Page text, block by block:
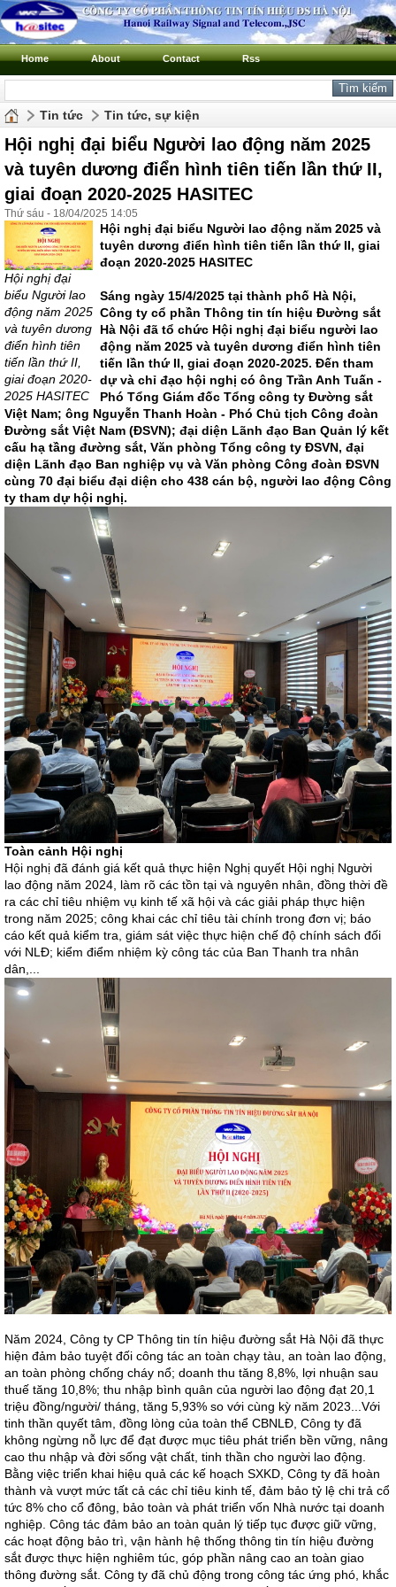
Home About Contact Rss
Tin tức Tin tức, sự kiện
Hội nghị đại biểu Người lao động năm 2025
và tuyên dương điển hình tiên tiến lần thứ II,
giai đoạn 2020-2025 HASITEC
Thứ sáu - 18/04/2025 14:05
Hội nghị đại
biểu Người lao
động năm 2025
và tuyên dương
điển hình tiên
tiến lần thứ II,
giai đoạn 2020-
2025 HASITEC
Hội nghị đại biểu Người lao động năm 2025 và
tuyên dương điển hình tiên tiến lần thứ II, giai
đoạn 2020-2025 HASITEC
Sáng ngày 15/4/2025 tại thành phố Hà Nội,
Công ty cổ phần Thông tin tín hiệu Đường sắt
Hà Nội đã tổ chức Hội nghị đại biểu người lao
động năm 2025 và tuyên dương điển hình tiên
tiến lần thứ II, giai đoạn 2020-2025. Đến tham
dự và chỉ đạo hội nghị có ông Trần Anh Tuấn -
Phó Tổng Giám đốc Tổng công ty Đường sắt
Việt Nam; ông Nguyễn Thanh Hoàn - Phó Chủ tịch Công đoàn
Đường sắt Việt Nam (ĐSVN); đại diện Lãnh đạo Ban Quản lý kết
cấu hạ tầng đường sắt, Văn phòng Tổng công ty ĐSVN, đại
diện Lãnh đạo Ban nghiệp vụ và Văn phòng Công đoàn ĐSVN
cùng 70 đại biểu đại diện cho 438 cán bộ, người lao động Công
ty tham dự hội nghị.
Toàn cảnh Hội nghị
Hội nghị đã đánh giá kết quả thực hiện Nghị quyết Hội nghị Người
lao động năm 2024, làm rõ các tồn tại và nguyên nhân, đồng thời đề
ra các chỉ tiêu nhiệm vụ kinh tế xã hội và các giải pháp thực hiện
trong năm 2025; công khai các chỉ tiêu tài chính trong đơn vị; báo
cáo kết quả kiểm tra, giám sát việc thực hiện chế độ chính sách đối
với NLĐ; kiểm điểm nhiệm kỳ công tác của Ban Thanh tra nhân
dân,...
Năm 2024, Công ty CP Thông tin tín hiệu đường sắt Hà Nội đã thực
hiện đảm bảo tuyệt đối công tác an toàn chạy tàu, an toàn lao động,
an toàn phòng chống cháy nổ; doanh thu tăng 8,8%, lợi nhuận sau
thuế tăng 10,8%; thu nhập bình quân của người lao động đạt 20,1
triệu đồng/người/ tháng, tăng 5,93% so với cùng kỳ năm 2023...Với
tinh thần quyết tâm, đồng lòng của toàn thể CBNLĐ, Công ty đã
không ngừng nỗ lực để đạt được mục tiêu phát triển bền vững, nâng
cao thu nhập và đời sống vật chất, tinh thần cho người lao động.
Bằng việc triển khai hiệu quả các kế hoạch SXKD, Công ty đã hoàn
thành và vượt mức tất cả các chỉ tiêu kinh tế, đảm bảo tỷ lệ chi trả cổ
tức 8% cho cổ đông, bảo toàn và phát triển vốn Nhà nước tại doanh
nghiệp. Công tác đảm bảo an toàn quản lý tiếp tục được giữ vững,
các hoạt động bảo trì, vận hành hệ thống thông tin tín hiệu đường
sắt được thực hiện nghiêm túc, góp phần nâng cao an toàn giao
thông đường sắt. Công ty đã chủ động trong công tác ứng phó, khắc